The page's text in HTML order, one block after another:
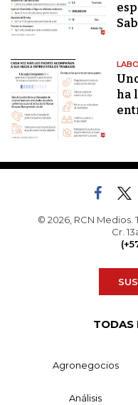
ha
© 2026, RCN Medios.
Cr.
TODAS
Agronegocios
Análisis